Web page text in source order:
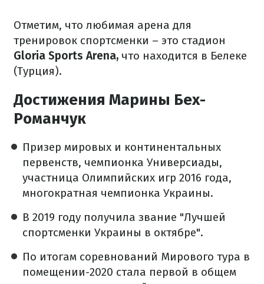
Отметим, что любимая арена для
тренировок спортсменки – это стадион
Gloria Sports Arena, что находится в Белеке
(Турция).
Достижения Марины Бех-
Романчук
Призер мировых и континентальных
первенств, чемпионка Универсиады,
участница Олимпийских игр 2016 года,
многократная чемпионка Украины.
В 2019 году получила звание "Лучшей
спортсменки Украины в октябре".
По итогам соревнований Мирового тура в
помещении-2020 стала первой в общем